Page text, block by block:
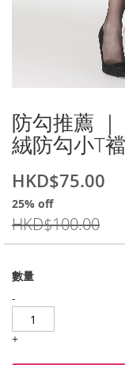
防勾推薦
絨防勾小T
特
HKD$75.00
25% off
HKD$100.00
數量
-
+
Skip
to
the
of
the
gallery